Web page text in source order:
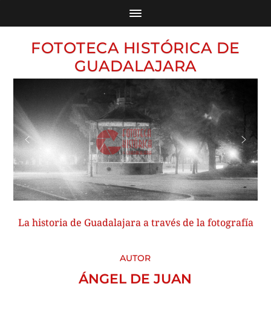
FOTOTECA HISTÓRICA DE
GUADALAJARA
La historia de Guadalajara a través de la fotografía
AUTOR
ÁNGEL DE JUAN